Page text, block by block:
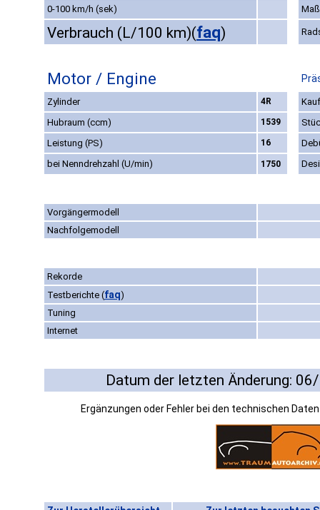
0-100 km/h (sek)
Verbrauch (L/100 km)(faq)
Motor / Engine
Zylinder 4R
Hubraum (ccm)
1539
Leistung (PS)
16
bei Nenndrehzahl (U/min)
1750
Vorgängermodell
Nachfolgemodell
Rekorde
Testberichte (faq)
Tuning
Internet
Datum der letzten Änderung:
Ergänzungen oder Fehler bei den technischen